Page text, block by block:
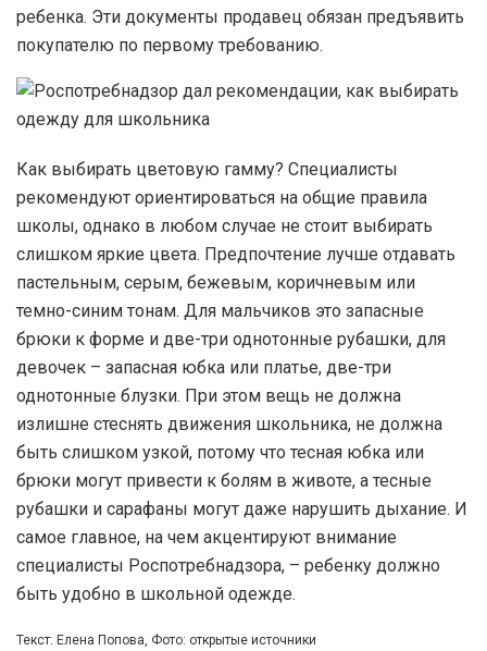
ребенка. Эти документы продавец обязан предъявить
покупателю по первому требованию.
Как выбирать цветовую гамму? Специалисты
рекомендуют ориентироваться на общие правила
школы, однако в любом случае не стоит выбирать
слишком яркие цвета. Предпочтение лучше отдавать
пастельным, серым, бежевым, коричневым или
темно-синим тонам. Для мальчиков это запасные
брюки к форме и две-три однотонные рубашки, для
девочек – запасная юбка или платье, две-три
однотонные блузки. При этом вещь не должна
излишне стеснять движения школьника, не должна
быть слишком узкой, потому что тесная юбка или
брюки могут привести к болям в животе, а тесные
рубашки и сарафаны могут даже нарушить дыхание. И
самое главное, на чем акцентируют внимание
специалисты Роспотребнадзора, – ребенку должно
быть удобно в школьной одежде.
Текст: Елена Попова, Фото: открытые источники